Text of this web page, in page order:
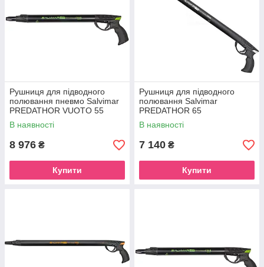
Рушниця для підводного
полювання пневмо Salvimar
PREDATHOR VUOTO 55
SPECIAL
В наявності
8 976 ₴
Купити
Рушниця для підводного
полювання Salvimar
PREDATHOR 65
В наявності
7 140 ₴
Купити